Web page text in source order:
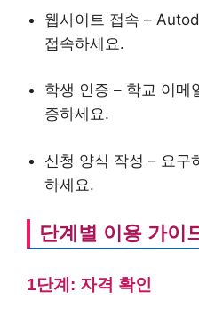
웹사이트 접속 –
접속하세요.
학생 인증 – 학교 이메
증하세요.
신청 양식 작성 – 요구
하세요.
단계별 이용 가이
1단계: 자격 확인